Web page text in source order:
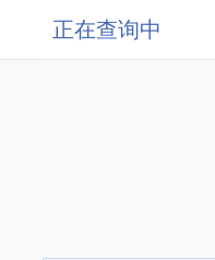
正在查询中